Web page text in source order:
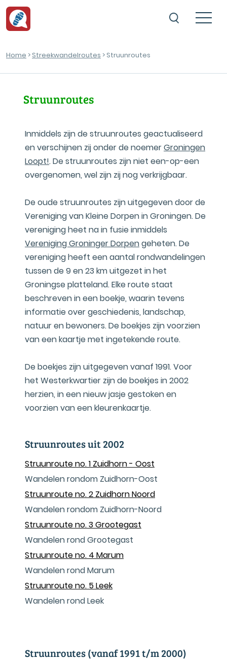
Home > Streekwandelroutes > Struunroutes
Struunroutes
Inmiddels zijn de struunroutes geactualiseerd
en verschijnen zij onder de noemerGroningen
Loopt!. De struunroutes zijn niet een-op-een
overgenomen, wel zijn zij nog verkrijgbaar.
De oude struunroutes zijn uitgegeven door de
Vereniging van Kleine Dorpen in Groningen. De
vereniging heet na in fusie inmiddels
Vereniging Groninger Dorpengeheten. De
vereniging heeft een aantal rondwandelingen
tussen de 9 en 23 km uitgezet in het
Groningse platteland. Elke route staat
beschreven in een boekje, waarin tevens
informatie over geschiedenis, landschap,
natuur en bewoners. De boekjes zijn voorzien
van een kaartje met ingetekende route.
De boekjes zijn uitgegeven vanaf 1991. Voor
het Westerkwartier zijn de boekjes in 2002
herzien, in een nieuw jasje gestoken en
voorzien van een kleurenkaartje.
Struunroutes uit 2002
Struunroute no. 1 Zuidhorn - Oost
Wandelen rondom Zuidhorn-Oost
Struunroute no. 2 Zuidhorn Noord
Wandelen rondom Zuidhorn-Noord
Struunroute no. 3 Grootegast
Wandelen rond Grootegast
Struunroute no. 4 Marum
Wandelen rond Marum
Struunroute no. 5 Leek
Wandelen rond Leek
Struunroutes (vanaf 1991 t/m 2000)